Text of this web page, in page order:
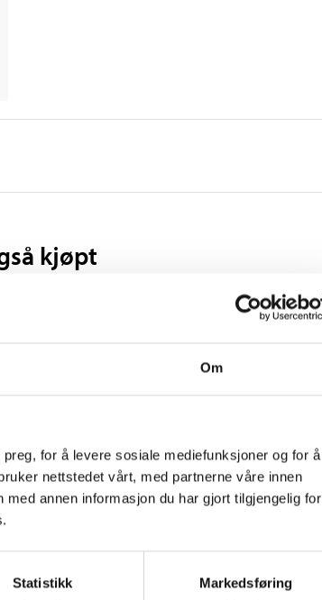
Om
for å levere sosiale mediefunksjoner og for å
nettstedet vårt, med partnerne våre innen
annen informasjon du har gjort tilgjengelig for
Statistikk Markedsføring
kjøpt
17-246